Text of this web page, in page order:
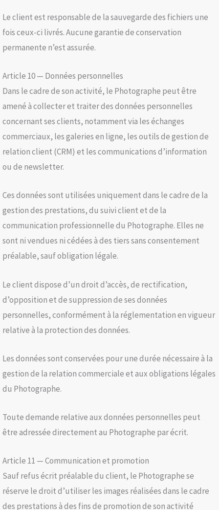
Le client est responsable de la sauvegarde des fichiers une
fois ceux-ci livrés. Aucune garantie de conservation
permanente n’est assurée.
Article 10 — Données personnelles
Dans le cadre de son activité, le Photographe peut être
amené à collecter et traiter des données personnelles
concernant ses clients, notamment via les échanges
commerciaux, les galeries en ligne, les outils de gestion de
relation client (CRM) et les communications d’information
ou de newsletter.
Ces données sont utilisées uniquement dans le cadre de la
gestion des prestations, du suivi client et de la
communication professionnelle du Photographe. Elles ne
sont ni vendues ni cédées à des tiers sans consentement
préalable, sauf obligation légale.
Le client dispose d’un droit d’accès, de rectification,
d’opposition et de suppression de ses données
personnelles, conformément à la réglementation en vigueur
relative à la protection des données.
Les données sont conservées pour une durée nécessaire à la
gestion de la relation commerciale et aux obligations légales
du Photographe.
Toute demande relative aux données personnelles peut
être adressée directement au Photographe par écrit.
Article 11 — Communication et promotion
Sauf refus écrit préalable du client, le Photographe se
réserve le droit d’utiliser les images réalisées dans le cadre
des prestations à des fins de promotion de son activité